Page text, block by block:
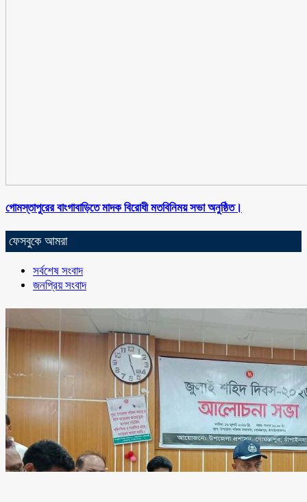
গোমস্তাপুরের বাংগাবাড়িতে মাদক বিরোধী মতবিনিময় সভা অনুষ্ঠিত।
ফেসবুকে আমরা
সর্বশেষ সংবাদ
জনপ্রিয় সংবাদ